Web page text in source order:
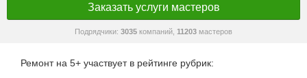
Заказать услуги мастеров
Подрядчики: 3035 компаний, 11203 мастеров
Ремонт на 5+ участвует в рейтинге рубрик: